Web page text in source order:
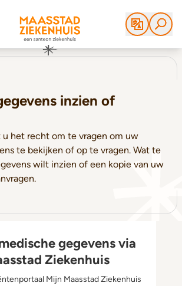
inzien of
het recht om te vragen om uw
te bekijken of op te vragen. Wat te
wilt inzien of een kopie van uw
gegevens via
Ziekenhuis
Mijn Maasstad Ziekenhuis